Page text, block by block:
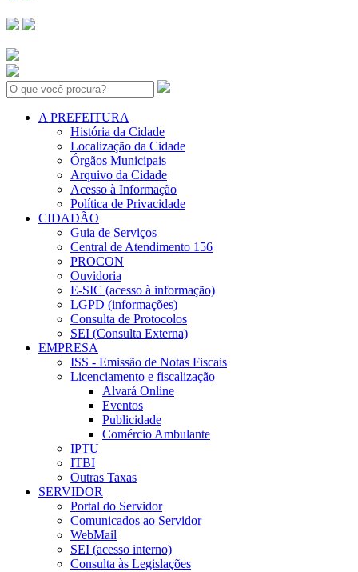
Search:
A PREFEITURA
História da Cidade
Localização da Cidade
Órgãos Municipais
Arquivo da Cidade
Acesso à Informação
Política de Privacidade
CIDADÃO
Guia de Serviços
Central de Atendimento 156
PROCON
Ouvidoria
E-SIC (acesso à informação)
LGPD (informações)
Consulta de Protocolos
SEI (Consulta Externa)
EMPRESA
ISS - Emissão de Notas Fiscais
Licenciamento e fiscalização
Alvará Online
Eventos
Publicidade
Comércio Ambulante
IPTU
ITBI
Outras Taxas
SERVIDOR
Portal do Servidor
Comunicados ao Servidor
WebMail
SEI (acesso interno)
Consulta às Legislações